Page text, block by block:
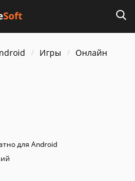
Игры
Онлайн
для Android